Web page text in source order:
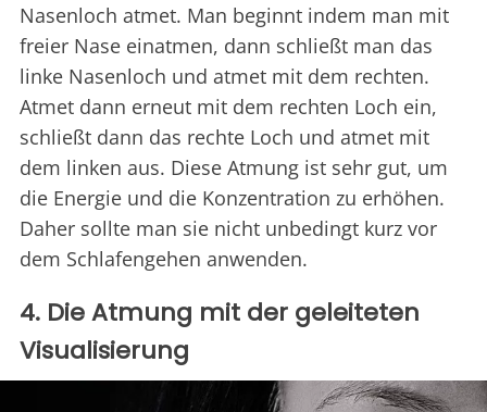
Nasenloch atmet. Man beginnt indem man mit
freier Nase einatmen, dann schließt man das
linke Nasenloch und atmet mit dem rechten.
Atmet dann erneut mit dem rechten Loch ein,
schließt dann das rechte Loch und atmet mit
dem linken aus. Diese Atmung ist sehr gut, um
die Energie und die Konzentration zu erhöhen.
Daher sollte man sie nicht unbedingt kurz vor
dem Schlafengehen anwenden.
4. Die Atmung mit der geleiteten
Visualisierung